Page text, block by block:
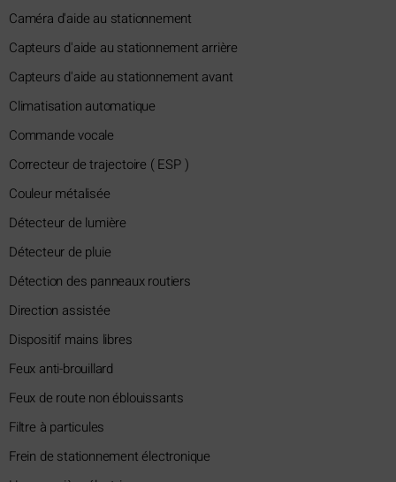
Caméra d'aide au stationnement
Capteurs d'aide au stationnement arrière
Capteurs d'aide au stationnement avant
Climatisation automatique
Commande vocale
Correcteur de trajectoire ( ESP )
Couleur métalisée
Détecteur de lumière
Détecteur de pluie
Détection des panneaux routiers
Direction assistée
Dispositif mains libres
Feux anti-brouillard
Feux de route non éblouissants
Filtre à particules
Frein de stationnement électronique